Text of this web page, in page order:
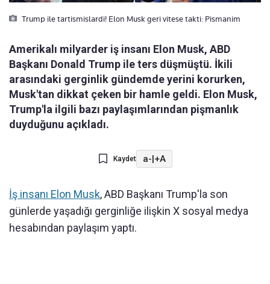
Trump ile tartismislardi! Elon Musk geri vitese takti: Pismanim
Amerikalı milyarder iş insanı Elon Musk, ABD
Başkanı Donald Trump ile ters düşmüştü. İkili
arasındaki gerginlik gündemde yerini korurken,
Musk'tan dikkat çeken bir hamle geldi. Elon Musk,
Trump'la ilgili bazı paylaşımlarından pişmanlık
duyduğunu açıkladı.
Kaydet a-|+A
İş insanı Elon Musk, ABD Başkanı Trump'la son
günlerde yaşadığı gerginliğe ilişkin X sosyal medya
hesabından paylaşım yaptı.